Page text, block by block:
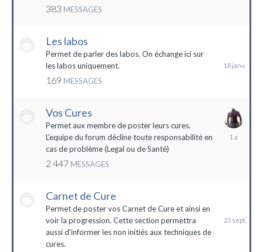
383 MESSAGES
Les labos
Permet de parler des labos. On échange ici sur
les labos uniquement.
169 MESSAGES
Vos Cures
Permet aux membre de poster leurs cures.
L'equipe du forum décline toute responsabilité en
cas de problème (Legal ou de Santé)
2 447 MESSAGES
28
Carnet de Cure
Permet de poster vos Carnet de Cure et ainsi en
voir la progression. Cette section permettra
aussi d'informer les non initiés aux techniques de
cures.
2023